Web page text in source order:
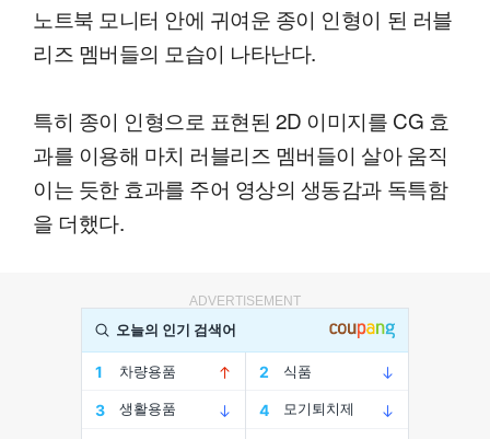
노트북 모니터 안에 귀여운 종이 인형이 된 러블
리즈 멤버들의 모습이 나타난다.
특히 종이 인형으로 표현된 2D 이미지를 CG 효
과를 이용해 마치 러블리즈 멤버들이 살아 움직
이는 듯한 효과를 주어 영상의 생동감과 독특함
을 더했다.
ADVERTISEMENT